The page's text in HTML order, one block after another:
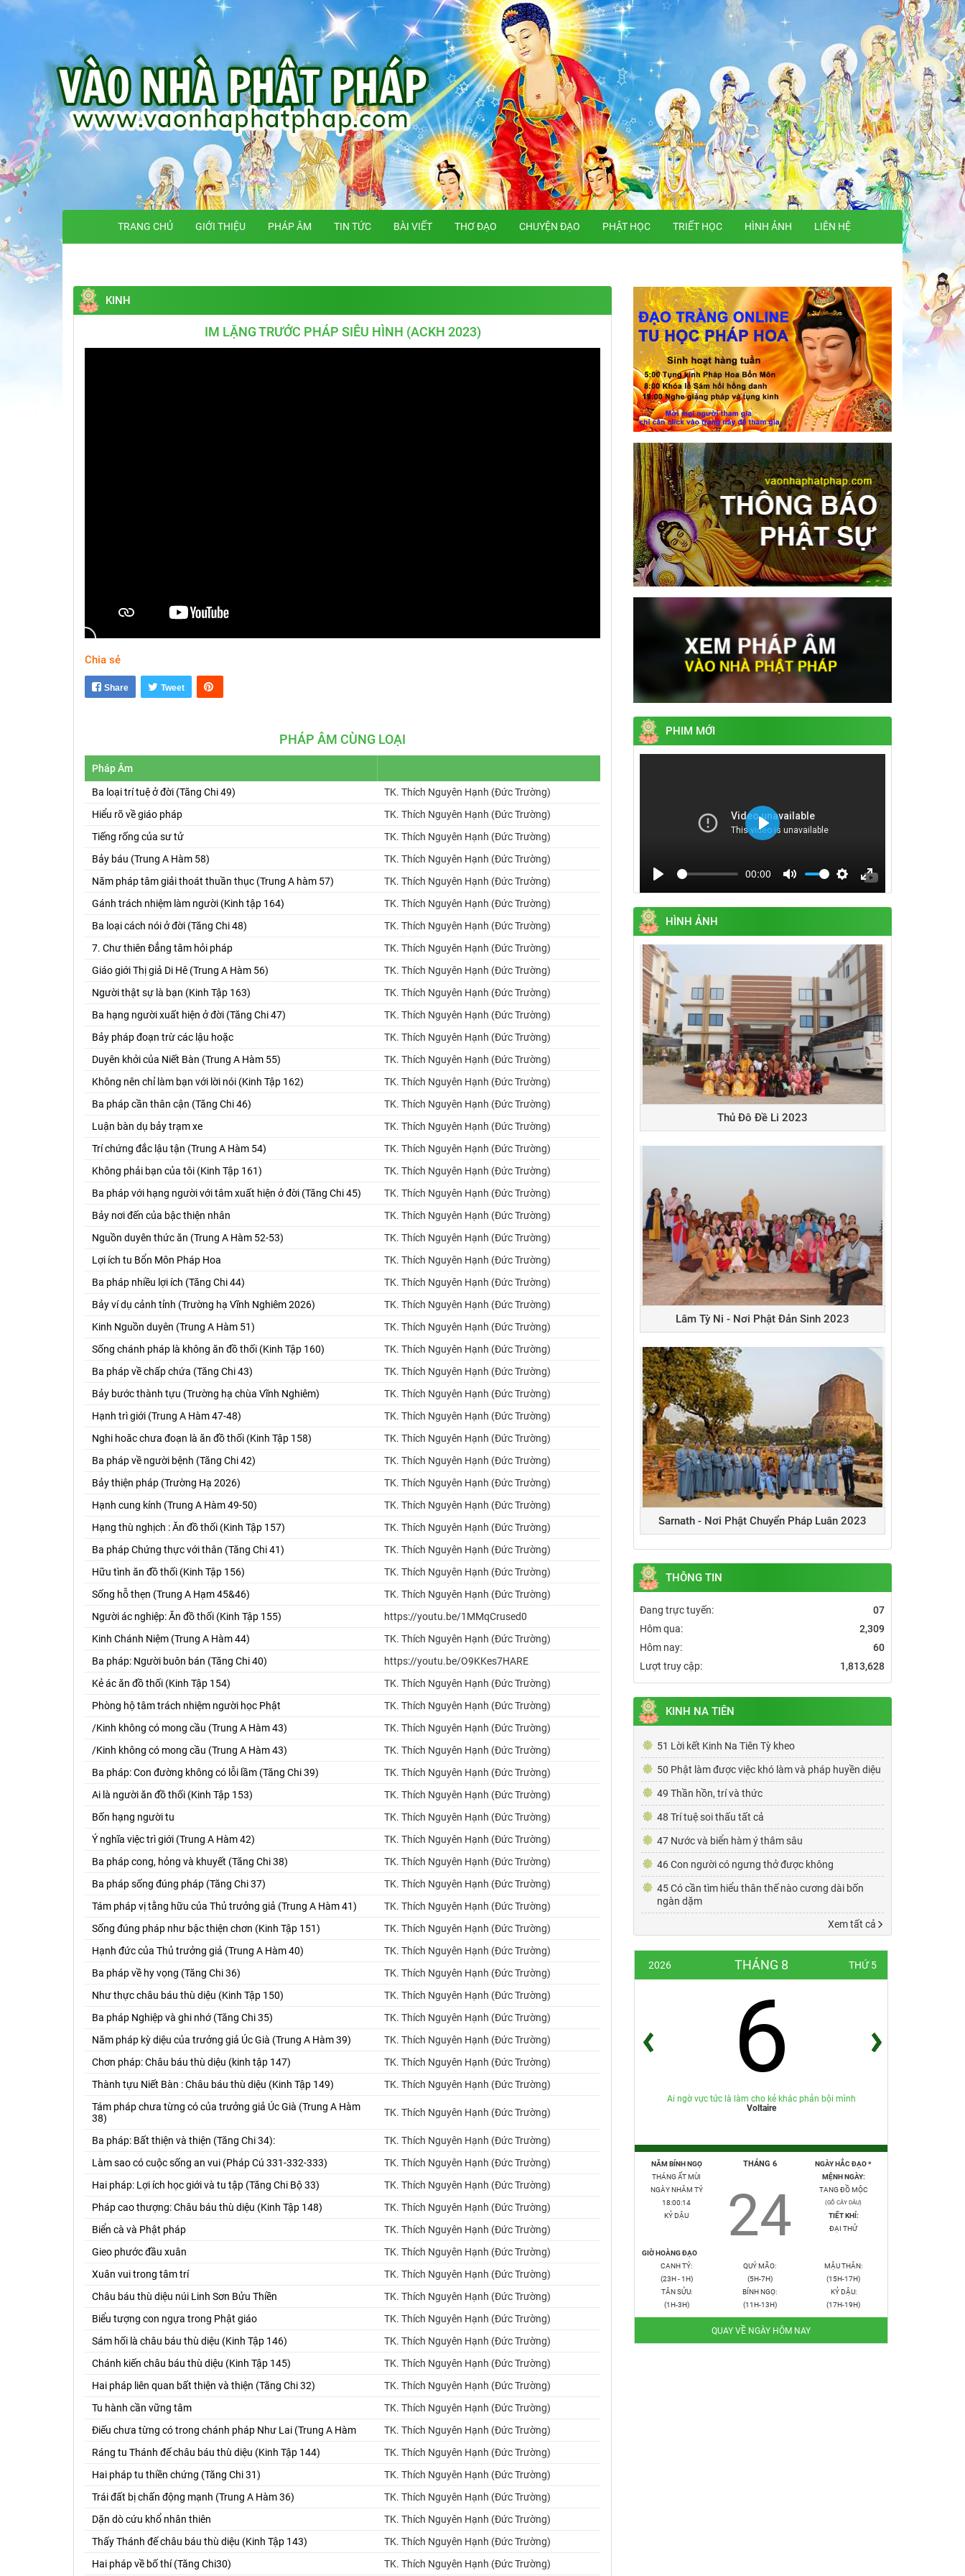
TRANG CHỦ GIỚI THIỆU PHÁP ÂM TIN TỨC BÀI VIẾT THƠ ĐẠO CHUYỆN ĐẠO PHẬT HỌC TRIẾT HỌC HÌNH ẢNH LIÊN HỆ
KINH
IM LẶNG TRƯỚC PHÁP SIÊU HÌNH (ACKH 2023)
Chia sẻ
Share Tweet
PHÁP ÂM CÙNG LOẠI
Pháp Âm
Ba loại trí tuệ ở đời (Tăng Chi 49)
TK. Thích Nguyên Hạnh (Đức Trường)
Hiểu rõ về giáo pháp
TK. Thích Nguyên Hạnh (Đức Trường)
Tiếng rống của sư tử
TK. Thích Nguyên Hạnh (Đức Trường)
Bảy báu (Trung A Hàm 58)
TK. Thích Nguyên Hạnh (Đức Trường)
Năm pháp tâm giải thoát thuần thục (Trung A hàm 57)
TK. Thích Nguyên Hạnh (Đức Trường)
Gánh trách nhiệm làm người (Kinh tập 164)
TK. Thích Nguyên Hạnh (Đức Trường)
Ba loại cách nói ở đời (Tăng Chi 48)
TK. Thích Nguyên Hạnh (Đức Trường)
7. Chư thiên Đẳng tâm hỏi pháp
TK. Thích Nguyên Hạnh (Đức Trường)
Giáo giới Thị giả Di Hê (Trung A Hàm 56)
TK. Thích Nguyên Hạnh (Đức Trường)
Người thật sự là bạn (Kinh Tập 163)
TK. Thích Nguyên Hạnh (Đức Trường)
Ba hạng người xuất hiện ở đời (Tăng Chi 47)
TK. Thích Nguyên Hạnh (Đức Trường)
Bảy pháp đoạn trừ các lậu hoặc
TK. Thích Nguyên Hạnh (Đức Trường)
Duyên khởi của Niết Bàn (Trung A Hàm 55)
TK. Thích Nguyên Hạnh (Đức Trường)
Không nên chỉ làm bạn với lời nói (Kinh Tập 162)
TK. Thích Nguyên Hạnh (Đức Trường)
Ba pháp cần thân cận (Tăng Chi 46)
TK. Thích Nguyên Hạnh (Đức Trường)
Luận bàn dụ bảy trạm xe
TK. Thích Nguyên Hạnh (Đức Trường)
Trí chứng đắc lậu tận (Trung A Hàm 54)
TK. Thích Nguyên Hạnh (Đức Trường)
Không phải bạn của tôi (Kinh Tập 161)
TK. Thích Nguyên Hạnh (Đức Trường)
Ba pháp với hạng người với tâm xuất hiện ở đời (Tăng Chi 45)
TK. Thích Nguyên Hạnh (Đức Trường)
Bảy nơi đến của bậc thiện nhân
TK. Thích Nguyên Hạnh (Đức Trường)
Nguồn duyên thức ăn (Trung A Hàm 52-53)
TK. Thích Nguyên Hạnh (Đức Trường)
Lợi ích tu Bổn Môn Pháp Hoa
TK. Thích Nguyên Hạnh (Đức Trường)
Ba pháp nhiều lợi ích (Tăng Chi 44)
TK. Thích Nguyên Hạnh (Đức Trường)
Bảy ví dụ cảnh tỉnh (Trường hạ Vĩnh Nghiêm 2026)
TK. Thích Nguyên Hạnh (Đức Trường)
Kinh Nguồn duyên (Trung A Hàm 51)
TK. Thích Nguyên Hạnh (Đức Trường)
Sống chánh pháp là không ăn đồ thối (Kinh Tập 160)
TK. Thích Nguyên Hạnh (Đức Trường)
Ba pháp về chấp chứa (Tăng Chi 43)
TK. Thích Nguyên Hạnh (Đức Trường)
Bảy bước thành tựu (Trường hạ chùa Vĩnh Nghiêm)
TK. Thích Nguyên Hạnh (Đức Trường)
Hạnh trì giới (Trung A Hàm 47-48)
TK. Thích Nguyên Hạnh (Đức Trường)
Nghi hoăc chưa đoạn là ăn đồ thối (Kinh Tập 158)
TK. Thích Nguyên Hạnh (Đức Trường)
Ba pháp về người bệnh (Tăng Chi 42)
TK. Thích Nguyên Hạnh (Đức Trường)
Bảy thiện pháp (Trường Hạ 2026)
TK. Thích Nguyên Hạnh (Đức Trường)
Hạnh cung kính (Trung A Hàm 49-50)
TK. Thích Nguyên Hạnh (Đức Trường)
Hạng thù nghịch : Ăn đồ thối (Kinh Tập 157)
TK. Thích Nguyên Hạnh (Đức Trường)
Ba pháp Chứng thực với thân (Tăng Chi 41)
TK. Thích Nguyên Hạnh (Đức Trường)
Hữu tình ăn đồ thối (Kinh Tập 156)
TK. Thích Nguyên Hạnh (Đức Trường)
Sống hỗ thẹn (Trung A Hạm 45&46)
TK. Thích Nguyên Hạnh (Đức Trường)
Người ác nghiệp: Ăn đồ thối (Kinh Tập 155)
https://youtu.be/1MMqCrused0
Kinh Chánh Niệm (Trung A Hàm 44)
TK. Thích Nguyên Hạnh (Đức Trường)
Ba pháp: Người buôn bán (Tăng Chi 40)
https://youtu.be/O9KKes7HARE
Kẻ ác ăn đồ thối (Kinh Tập 154)
TK. Thích Nguyên Hạnh (Đức Trường)
Phòng hộ tâm trách nhiệm người học Phật
TK. Thích Nguyên Hạnh (Đức Trường)
/Kinh không có mong cầu (Trung A Hàm 43)
TK. Thích Nguyên Hạnh (Đức Trường)
/Kinh không có mong cầu (Trung A Hàm 43)
TK. Thích Nguyên Hạnh (Đức Trường)
Ba pháp: Con đường không có lỗi lầm (Tăng Chi 39)
TK. Thích Nguyên Hạnh (Đức Trường)
Ai là người ăn đồ thối (Kinh Tập 153)
TK. Thích Nguyên Hạnh (Đức Trường)
Bốn hạng người tu
TK. Thích Nguyên Hạnh (Đức Trường)
Ý nghĩa việc trì giới (Trung A Hàm 42)
TK. Thích Nguyên Hạnh (Đức Trường)
Ba pháp cong, hỏng và khuyết (Tăng Chi 38)
TK. Thích Nguyên Hạnh (Đức Trường)
Ba pháp sống đúng pháp (Tăng Chi 37)
TK. Thích Nguyên Hạnh (Đức Trường)
Tám pháp vị tằng hữu của Thủ trưởng giả (Trung A Hàm 41)
TK. Thích Nguyên Hạnh (Đức Trường)
Sống đúng pháp như bậc thiện chơn (Kinh Tập 151)
TK. Thích Nguyên Hạnh (Đức Trường)
Hạnh đức của Thủ trưởng giả (Trung A Hàm 40)
TK. Thích Nguyên Hạnh (Đức Trường)
Ba pháp về hy vọng (Tăng Chi 36)
TK. Thích Nguyên Hạnh (Đức Trường)
Như thực châu báu thù diệu (Kinh Tập 150)
TK. Thích Nguyên Hạnh (Đức Trường)
Ba pháp Nghiệp và ghi nhớ (Tăng Chi 35)
TK. Thích Nguyên Hạnh (Đức Trường)
Năm pháp kỳ diệu của trưởng giả Úc Già (Trung A Hàm 39)
TK. Thích Nguyên Hạnh (Đức Trường)
Chơn pháp: Châu báu thù diệu (kinh tập 147)
TK. Thích Nguyên Hạnh (Đức Trường)
Thành tựu Niết Bàn : Châu báu thù diệu (Kinh Tập 149)
TK. Thích Nguyên Hạnh (Đức Trường)
Tám pháp chưa từng có của trưởng giả Úc Già (Trung A Hàm
38)
TK. Thích Nguyên Hạnh (Đức Trường)
Ba pháp: Bất thiện và thiện (Tăng Chi 34):
TK. Thích Nguyên Hạnh (Đức Trường)
Làm sao có cuộc sống an vui (Pháp Cú 331-332-333)
TK. Thích Nguyên Hạnh (Đức Trường)
Hai pháp: Lợi ích học giới và tu tập (Tăng Chi Bộ 33)
TK. Thích Nguyên Hạnh (Đức Trường)
Pháp cao thượng: Châu báu thù diệu (Kinh Tập 148)
TK. Thích Nguyên Hạnh (Đức Trường)
Biển cà và Phật pháp
TK. Thích Nguyên Hạnh (Đức Trường)
Gieo phước đầu xuân
TK. Thích Nguyên Hạnh (Đức Trường)
Xuân vui trong tâm trí
TK. Thích Nguyên Hạnh (Đức Trường)
Châu báu thù diệu núi Linh Sơn Bửu Thiền
TK. Thích Nguyên Hạnh (Đức Trường)
Biểu tượng con ngựa trong Phật giáo
TK. Thích Nguyên Hạnh (Đức Trường)
Sám hối là châu báu thù diệu (Kinh Tập 146)
TK. Thích Nguyên Hạnh (Đức Trường)
Chánh kiến châu báu thù diệu (Kinh Tập 145)
TK. Thích Nguyên Hạnh (Đức Trường)
Hai pháp liên quan bất thiện và thiện (Tăng Chi 32)
TK. Thích Nguyên Hạnh (Đức Trường)
Tu hành cần vững tâm
TK. Thích Nguyên Hạnh (Đức Trường)
Điếu chưa từng có trong chánh pháp Như Lai (Trung A Hàm
TK. Thích Nguyên Hạnh (Đức Trường)
Ráng tu Thánh đế châu báu thù diệu (Kinh Tập 144)
TK. Thích Nguyên Hạnh (Đức Trường)
Hai pháp tu thiền chứng (Tăng Chi 31)
TK. Thích Nguyên Hạnh (Đức Trường)
Trái đất bị chấn động mạnh (Trung A Hàm 36)
TK. Thích Nguyên Hạnh (Đức Trường)
Dặn dò cứu khổ nhân thiên
TK. Thích Nguyên Hạnh (Đức Trường)
Thấy Thánh đế châu báu thù diệu (Kinh Tập 143)
TK. Thích Nguyên Hạnh (Đức Trường)
Hai pháp về bố thí (Tăng Chi30)
TK. Thích Nguyên Hạnh (Đức Trường)
PHIM MỚI
00:00
fullscreen
Play
HÌNH ẢNH
Thủ Đô Đề Li 2023
Lâm Tỳ Ni - Nơi Phật Đản Sinh 2023
Sarnath - Nơi Phật Chuyển Pháp Luân 2023
THÔNG TIN
Đang trực tuyến:
07
Hôm qua:
2,309
Hôm nay:
60
Lượt truy cập:
1,813,628
KINH NA TIÊN
51 Lời kết Kinh Na Tiên Tỳ kheo
50 Phật làm được việc khó làm và pháp huyền diệu
49 Thần hồn, trí và thức
48 Trí tuệ soi thấu tất cả
47 Nước và biển hàm ý thâm sâu
46 Con người có ngưng thở được không
45 Có cần tìm hiểu thân thế nào cương dài bốn
ngàn dặm
Xem tất cả
2026 THÁNG 8 THỨ 5
6
Ai ngờ vực tức là làm cho kẻ khác phản bội mình
Voltaire
NĂM BÍNH NGỌ
THÁNG ẤT MÙI
NGÀY NHÂM TÝ
18:00:15
KỶ DẬU
THÁNG 6
24
NGÀY HẮC ĐẠO *
MỆNH NGÀY:
TANG ĐỒ MỘC
(GỖ CÂY DÂU)
TIẾT KHÍ:
ĐẠI THỬ
GIỜ HOÀNG ĐẠO
CANH TÝ:
(23H - 1H)
TÂN SỬU:
(1H-3H)
QUÝ MÃO:
(5H-7H)
BÍNH NGỌ:
(11H-13H)
MẬU THÂN:
(15H-17H)
KỶ DẬU:
(17H-19H)
QUAY VỀ NGÀY HÔM NAY